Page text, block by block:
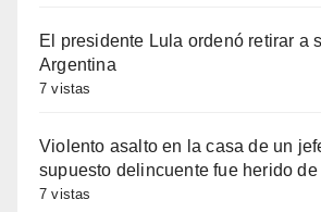
El presidente Lula ordenó retirar a
Argentina
7 vistas
Violento asalto en la casa de un
supuesto delincuente fue herido de
7 vistas